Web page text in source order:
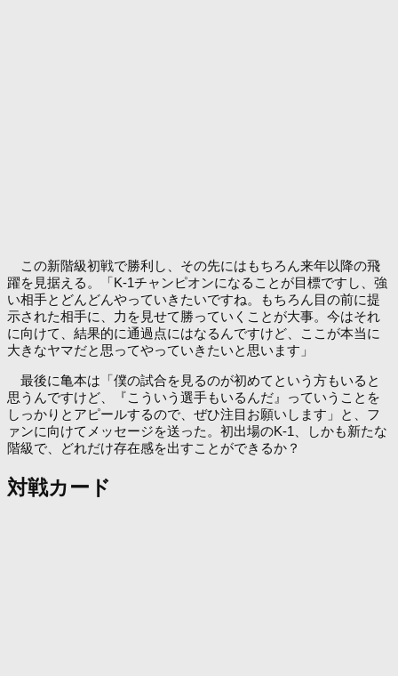
この新階級初戦で勝利し、その先にはもちろん来年以降の飛
躍を見据える。「K-1チャンピオンになることが目標ですし、強
い相手とどんどんやっていきたいですね。もちろん目の前に提
示された相手に、力を見せて勝っていくことが大事。今はそれ
に向けて、結果的に通過点にはなるんですけど、ここが本当に
大きなヤマだと思ってやっていきたいと思います」
最後に亀本は「僕の試合を見るのが初めてという方もいると
思うんですけど、『こういう選手もいるんだ』っていうことを
しっかりとアピールするので、ぜひ注目お願いします」と、フ
ァンに向けてメッセージを送った。初出場のK-1、しかも新たな
階級で、どれだけ存在感を出すことができるか？
対戦カード